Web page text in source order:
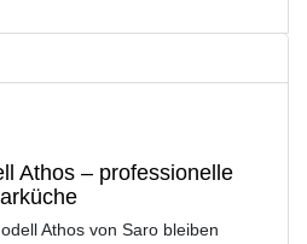
Athos – professionelle
Athos von Saro bleiben